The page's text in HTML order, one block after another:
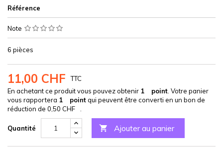
Référence
Note
6 pièces
11,00 CHF
TTC
En achetant ce produit vous pouvez obtenir 1 point . Votre panier
vous rapportera 1 pointqui peuvent être converti en un bon de
réduction de 0,50 CHF
Quantité  Ajouter au panier